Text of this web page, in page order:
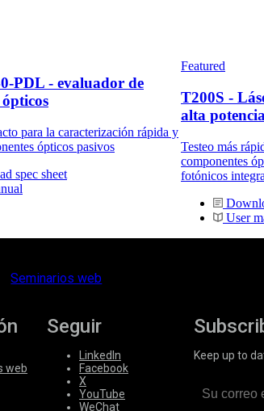
PDL - evaluador de
para la caracterización rápida y
ópticos pasivos
spec sheet
Featured
T200S -
alta potencia
Testeo más
componentes
fotónicos
User
Seminarios web
web
Seguir
LinkedIn
Facebook
X
YouTube
WeChat
Keep up to